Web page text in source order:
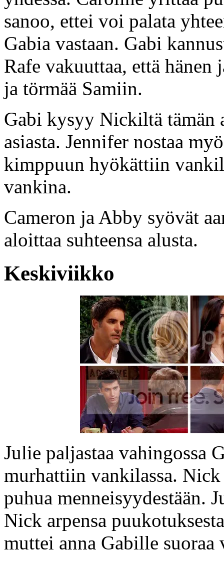
sanoo, ettei voi palata
Gabia vastaan. Gabi
Rafe vakuuttaa, että
ja törmää Samiin.
Gabi kysyy Nickiltä tämän
asiasta. Jennifer nostaa
kimppuun hyökättiin
vankina.
Cameron ja Abby syövät
aloittaa suhteensa alusta.
Keskiviikko
Julie paljastaa vahingossa
murhattiin vankilassa. Nick
puhua menneisyydestään.
Nick arpensa
muttei anna Gabille suoraa